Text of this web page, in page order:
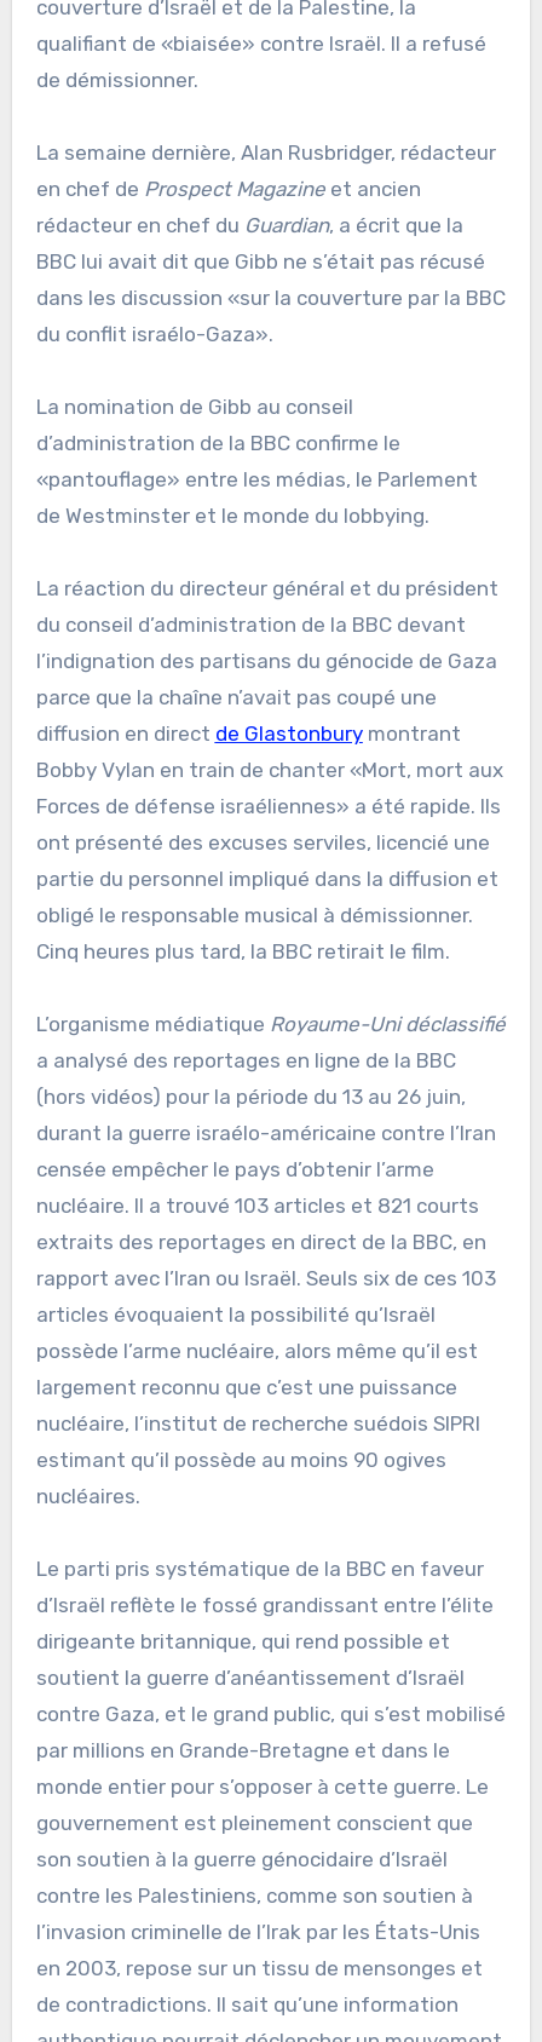
couverture d’Israël et de la Palestine, la
qualifiant de «biaisée» contre Israël. Il a refusé
de démissionner.
La semaine dernière, Alan Rusbridger, rédacteur
en chef de Prospect Magazine et ancien
rédacteur en chef du Guardian, a écrit que la
BBC lui avait dit que Gibb ne s’était pas récusé
dans les discussion «sur la couverture par la BBC
du conflit israélo-Gaza».
La nomination de Gibb au conseil
d’administration de la BBC confirme le
«pantouflage» entre les médias, le Parlement
de Westminster et le monde du lobbying.
La réaction du directeur général et du président
du conseil d’administration de la BBC devant
l’indignation des partisans du génocide de Gaza
parce que la chaîne n’avait pas coupé une
diffusion en direct de Glastonburymontrant
Bobby Vylan en train de chanter «Mort, mort aux
Forces de défense israéliennes» a été rapide. Ils
ont présenté des excuses serviles, licencié une
partie du personnel impliqué dans la diffusion et
obligé le responsable musical à démissionner.
Cinq heures plus tard, la BBC retirait le film.
L’organisme médiatique Royaume-Uni déclassifié
a analysé des reportages en ligne de la BBC
(hors vidéos) pour la période du 13 au 26 juin,
durant la guerre israélo-américaine contre l’Iran
censée empêcher le pays d’obtenir l’arme
nucléaire. Il a trouvé 103 articles et 821 courts
extraits des reportages en direct de la BBC, en
rapport avec l’Iran ou Israël. Seuls six de ces 103
articles évoquaient la possibilité qu’Israël
possède l’arme nucléaire, alors même qu’il est
largement reconnu que c’est une puissance
nucléaire, l’institut de recherche suédois SIPRI
estimant qu’il possède au moins 90 ogives
nucléaires.
Le parti pris systématique de la BBC en faveur
d’Israël reflète le fossé grandissant entre l’élite
dirigeante britannique, qui rend possible et
soutient la guerre d’anéantissement d’Israël
contre Gaza, et le grand public, qui s’est mobilisé
par millions en Grande-Bretagne et dans le
monde entier pour s’opposer à cette guerre. Le
gouvernement est pleinement conscient que
son soutien à la guerre génocidaire d’Israël
contre les Palestiniens, comme son soutien à
l’invasion criminelle de l’Irak par les États-Unis
en 2003, repose sur un tissu de mensonges et
de contradictions. Il sait qu’une information